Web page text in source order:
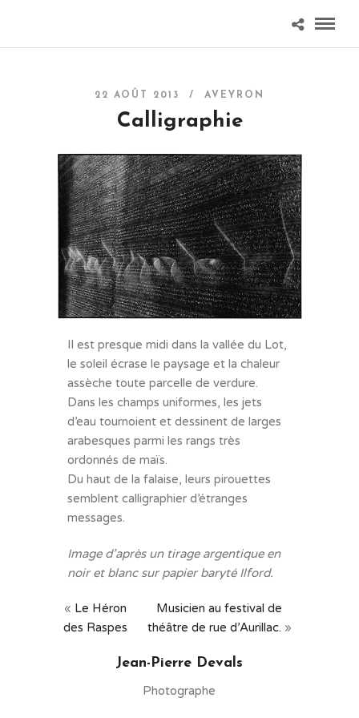
22 AOÛT 2013 / AVEYRON
Calligraphie
Il est presque midi dans la vallée du Lot,
le soleil écrase le paysage et la chaleur
assèche toute parcelle de verdure.
Dans les champs uniformes, les jets
d’eau tournoient et dessinent de larges
arabesques parmi les rangs très
ordonnés de maïs.
Du haut de la falaise, leurs pirouettes
semblent calligraphier d’étranges
messages.
Image d’après un tirage argentique en
noir et blanc sur papier baryté Ilford.
« Le Héron
des Raspes
Musicien au festival de
théâtre de rue d’Aurillac. »
Jean-Pierre Devals
Photographe